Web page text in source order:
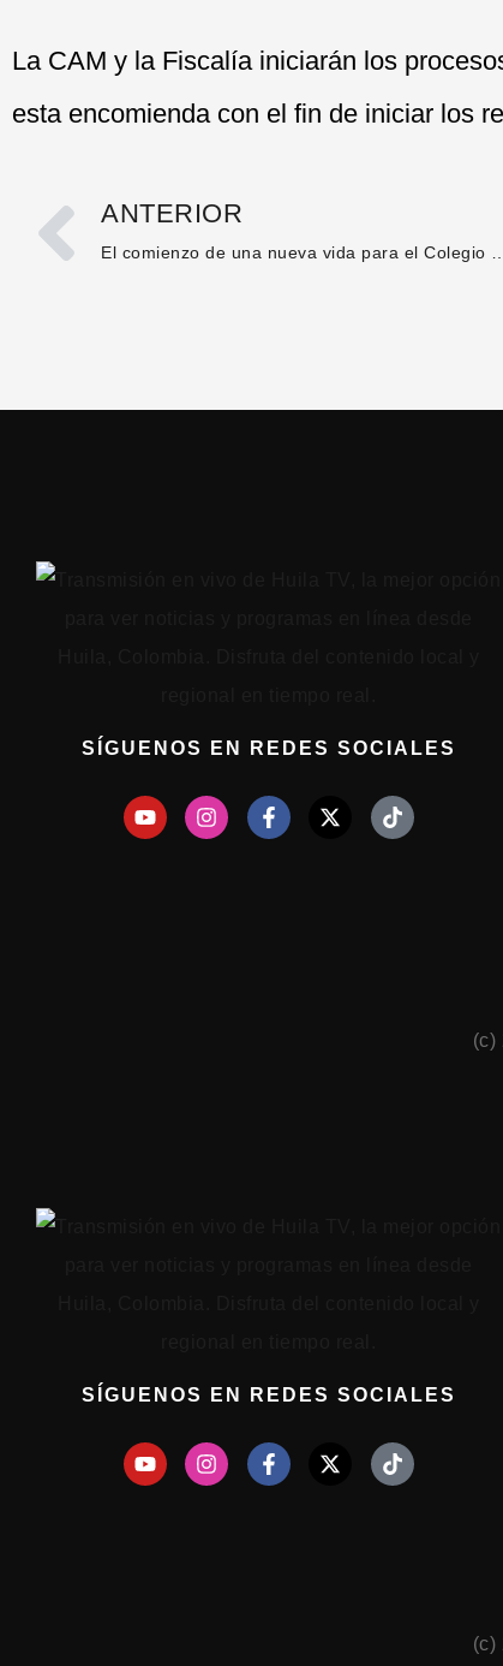
La CAM y la Fiscalía iniciarán los
esta encomienda con el fin de iniciar los
ANTERIOR
SÍGUENOS EN REDES SOCIALES
(c)
SÍGUENOS EN REDES SOCIALES
(c)